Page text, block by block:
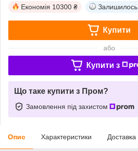
Економія 10300 ₴ Залишилось
Купити
або
Купити з
Що таке купити з Пром?
Замовлення під захистом
Опис Характеристики Доставка